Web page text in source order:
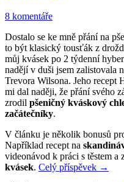
8 komentáře
Dostalo se ke mně přání na
to být klasický tousťák z
můj kvásek po 2 týdenní
nadějí v duši jsem zalistovala
Trevora Wilsona. Jeho recept
mi dal naději, že přání svého
zrodil pšeničný kváskový
začátečníky.
V článku je několik bonusů
Například recept na
videonávod k práci s těstem a
kvásek. Celý příspěvek →